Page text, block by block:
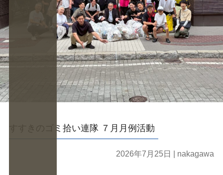
すすきのゴミ拾い連隊 ７月月例活動
2026年7月25日 | nakagawa